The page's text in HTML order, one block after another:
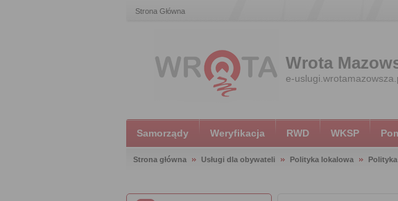
Strona Główna
Wrota
e-
Samorządy Weryfikacja RWD WKSP
Strona główna Usługi dla obywateli Polityka lokalowa